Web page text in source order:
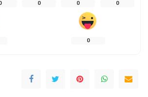
0 0 0
0